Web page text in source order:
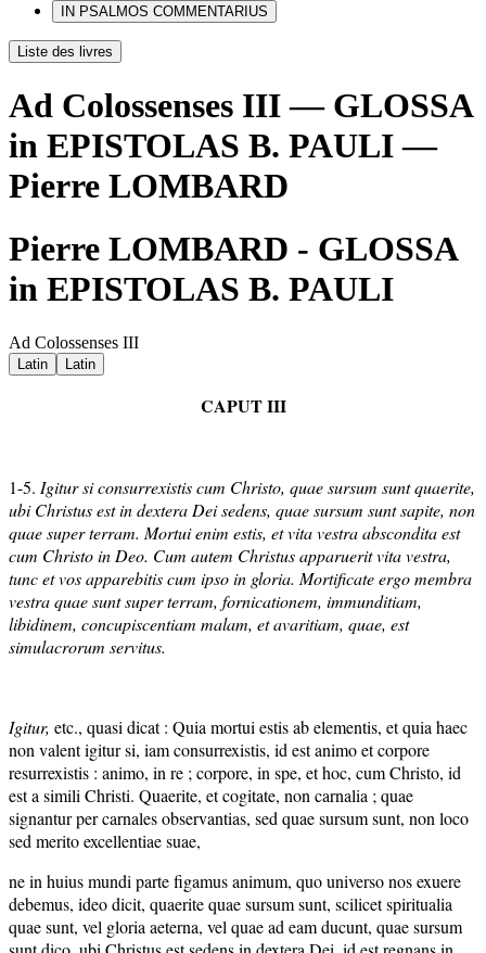
IN PSALMOS COMMENTARIUS
Liste des livres
Ad Colossenses III — GLOSSA
in EPISTOLAS B. PAULI —
Pierre LOMBARD
Pierre LOMBARD - GLOSSA
in EPISTOLAS B. PAULI
Ad Colossenses III
Latin Latin
CAPUT III
1-5. Igitur si consurrexistis cum Christo, quae sursum sunt quaerite,
ubi Christus est in dextera Dei sedens, quae sursum sunt sapite, non
quae super terram. Mortui enim estis, et vita vestra abscondita est
cum Christo in Deo. Cum autem Christus apparuerit vita vestra,
tunc et vos apparebitis cum ipso in gloria. Mortificate ergo membra
vestra quae sunt super terram, fornicationem, immunditiam,
libidinem, concupiscentiam malam, et avaritiam, quae, est
simulacrorum servitus.
Igitur, etc., quasi dicat : Quia mortui estis ab elementis, et quia haec
non valent igitur si, iam consurrexistis, id est animo et corpore
resurrexistis : animo, in re ; corpore, in spe, et hoc, cum Christo, id
est a simili Christi. Quaerite, et cogitate, non carnalia ; quae
signantur per carnales observantias, sed quae sursum sunt, non loco
sed merito excellentiae suae,
ne in huius mundi parte figamus animum, quo universo nos exuere
debemus, ideo dicit, quaerite quae sursum sunt, scilicet spiritualia
quae sunt, vel gloria aeterna, vel quae ad eam ducunt, quae sursum